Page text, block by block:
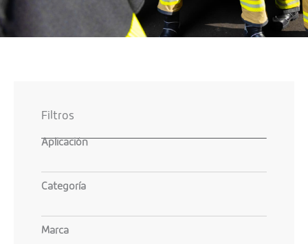
Filtros
Aplicación
Categoría
Marca